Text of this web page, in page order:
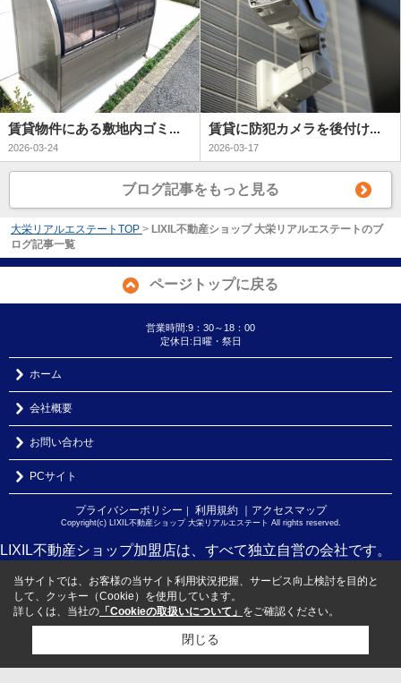
賃貸物件にある敷地内ゴミ...
2026-03-24
賃貸に防犯カメラを後付け...
2026-03-17
ブログ記事をもっと見る
大栄リアルエステートTOP > LIXIL不動産ショップ 大栄リアルエステートのブ
ログ記事一覧
ページトップに戻る
営業時間:9：30～18：00
定休日:日曜・祭日
ホーム
会社概要
お問い合わせ
PCサイト
プライバシーポリシー 利用規約 ｜アクセスマップ
Copyright(c) LIXIL不動産ショップ 大栄リアルエステート All rights reserved.
LIXIL不動産ショップ加盟店は、すべて独立自営の会社です。
当サイトでは、お客様の当サイト利用状況把握、サービス向上検討を目的と
して、クッキー（Cookie）を使用しています。
詳しくは、当社の 「Cookieの取扱いについて」 をご確認ください。
閉じる